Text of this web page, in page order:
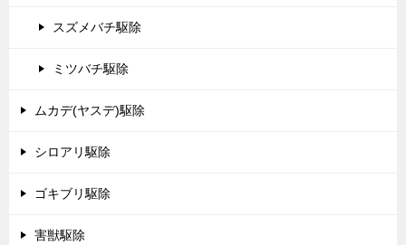
スズメバチ駆除
ミツバチ駆除
ムカデ(ヤスデ)駆除
シロアリ駆除
ゴキブリ駆除
害獣駆除